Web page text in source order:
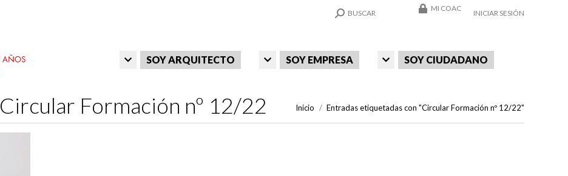
SEARCH:
BUSCAR
MI COAC
INICIAR SESIÓN
SOY ARQUITECTO SOY EMPRESA SOY CIUDADANO
Circular Formación nº 12/22 Estás aquí:
Inicio Entradas etiquetadas con "Circular Formación nº 12/22"